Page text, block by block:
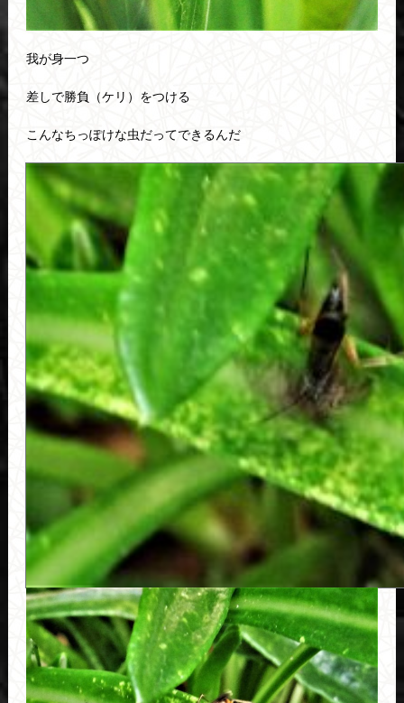
我が身一つ
差しで勝負（ケリ）をつける
こんなちっぽけな虫だってできるんだ